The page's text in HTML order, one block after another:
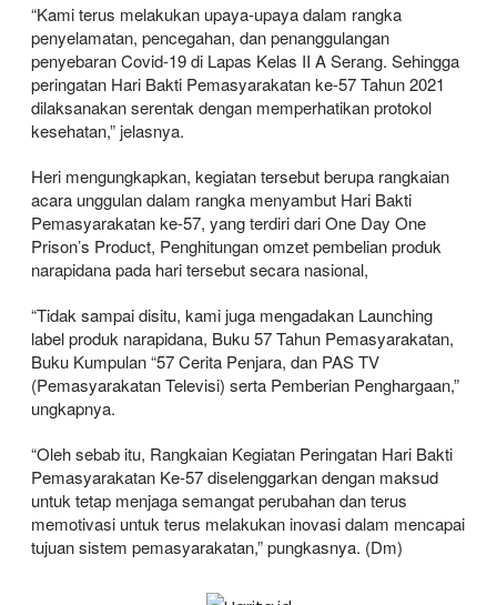
“Kami terus melakukan upaya-upaya dalam rangka
penyelamatan, pencegahan, dan penanggulangan
penyebaran Covid-19 di Lapas Kelas II A Serang. Sehingga
peringatan Hari Bakti Pemasyarakatan ke-57 Tahun 2021
dilaksanakan serentak dengan memperhatikan protokol
kesehatan,” jelasnya.
Heri mengungkapkan, kegiatan tersebut berupa rangkaian
acara unggulan dalam rangka menyambut Hari Bakti
Pemasyarakatan ke-57, yang terdiri dari One Day One
Prison’s Product, Penghitungan omzet pembelian produk
narapidana pada hari tersebut secara nasional,
“Tidak sampai disitu, kami juga mengadakan Launching
label produk narapidana, Buku 57 Tahun Pemasyarakatan,
Buku Kumpulan “57 Cerita Penjara, dan PAS TV
(Pemasyarakatan Televisi) serta Pemberian Penghargaan,”
ungkapnya.
“Oleh sebab itu, Rangkaian Kegiatan Peringatan Hari Bakti
Pemasyarakatan Ke-57 diselenggarkan dengan maksud
untuk tetap menjaga semangat perubahan dan terus
memotivasi untuk terus melakukan inovasi dalam mencapai
tujuan sistem pemasyarakatan,” pungkasnya. (Dm)